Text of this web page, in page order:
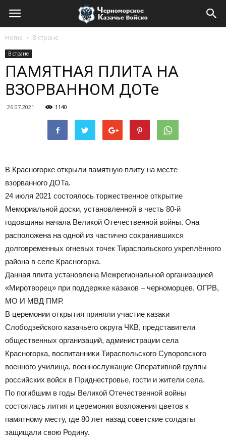
Home В стране
В стране
ПАМЯТНАЯ ПЛИТА НА
ВЗОРВАННОМ ДОТе
26.07.2021 1140
В Красногорке открыли памятную плиту на месте
взорванного ДОТа.
24 июля 2021 состоялось торжественное открытие
Мемориальной доски, установленной в честь 80-й
годовщины начала Великой Отечественной войны. Она
расположена на одной из частично сохранившихся
долговременных огневых точек Тираспольского укреплённого
района в селе Красногорка.
Данная плита установлена Межрегиональной организацией
«Миротворец» при поддержке казаков – черноморцев, ОГРВ,
МО И МВД ПМР.
В церемонии открытия приняли участие казаки
Слободзейского казачьего округа ЧКВ, представители
общественных организаций, администрации села
Красногорка, воспитанники Тираспольского Суворовского
военного училища, военнослужащие Оперативной группы
российских войск в Приднестровье, гости и жители села.
По погибшим в годы Великой Отечественной войны
состоялась лития и церемония возложения цветов к
памятному месту, где 80 лет назад советские солдаты
защищали свою Родину.